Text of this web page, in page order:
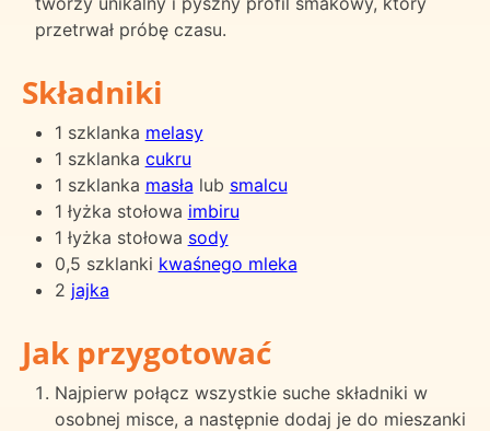
przetrwał próbę czasu.
Składniki
1 szklanka melasy
1 szklanka cukru
1 szklanka masła lub smalcu
1 łyżka stołowa imbiru
1 łyżka stołowa sody
0,5 szklanki kwaśnego mleka
2 jajka
Jak przygotować
Najpierw połącz wszystkie suche składniki w
osobnej misce, a następnie dodaj je do mieszanki